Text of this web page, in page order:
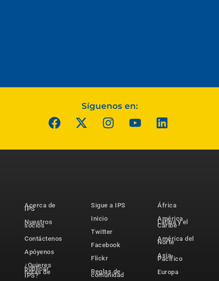
Síguenos en:
Acerca de
IPS
Nuestros
socios
Contáctenos
Apóyenos
¿Quieres
publicar
notas de
IPS?
Sigue a IPS
Inicio
Twitter
Facebook
Flickr
Reglas de
comunidad
África
América
Latina y el
Caribe
América del
Norte
Asia-
Pacífico
Europa